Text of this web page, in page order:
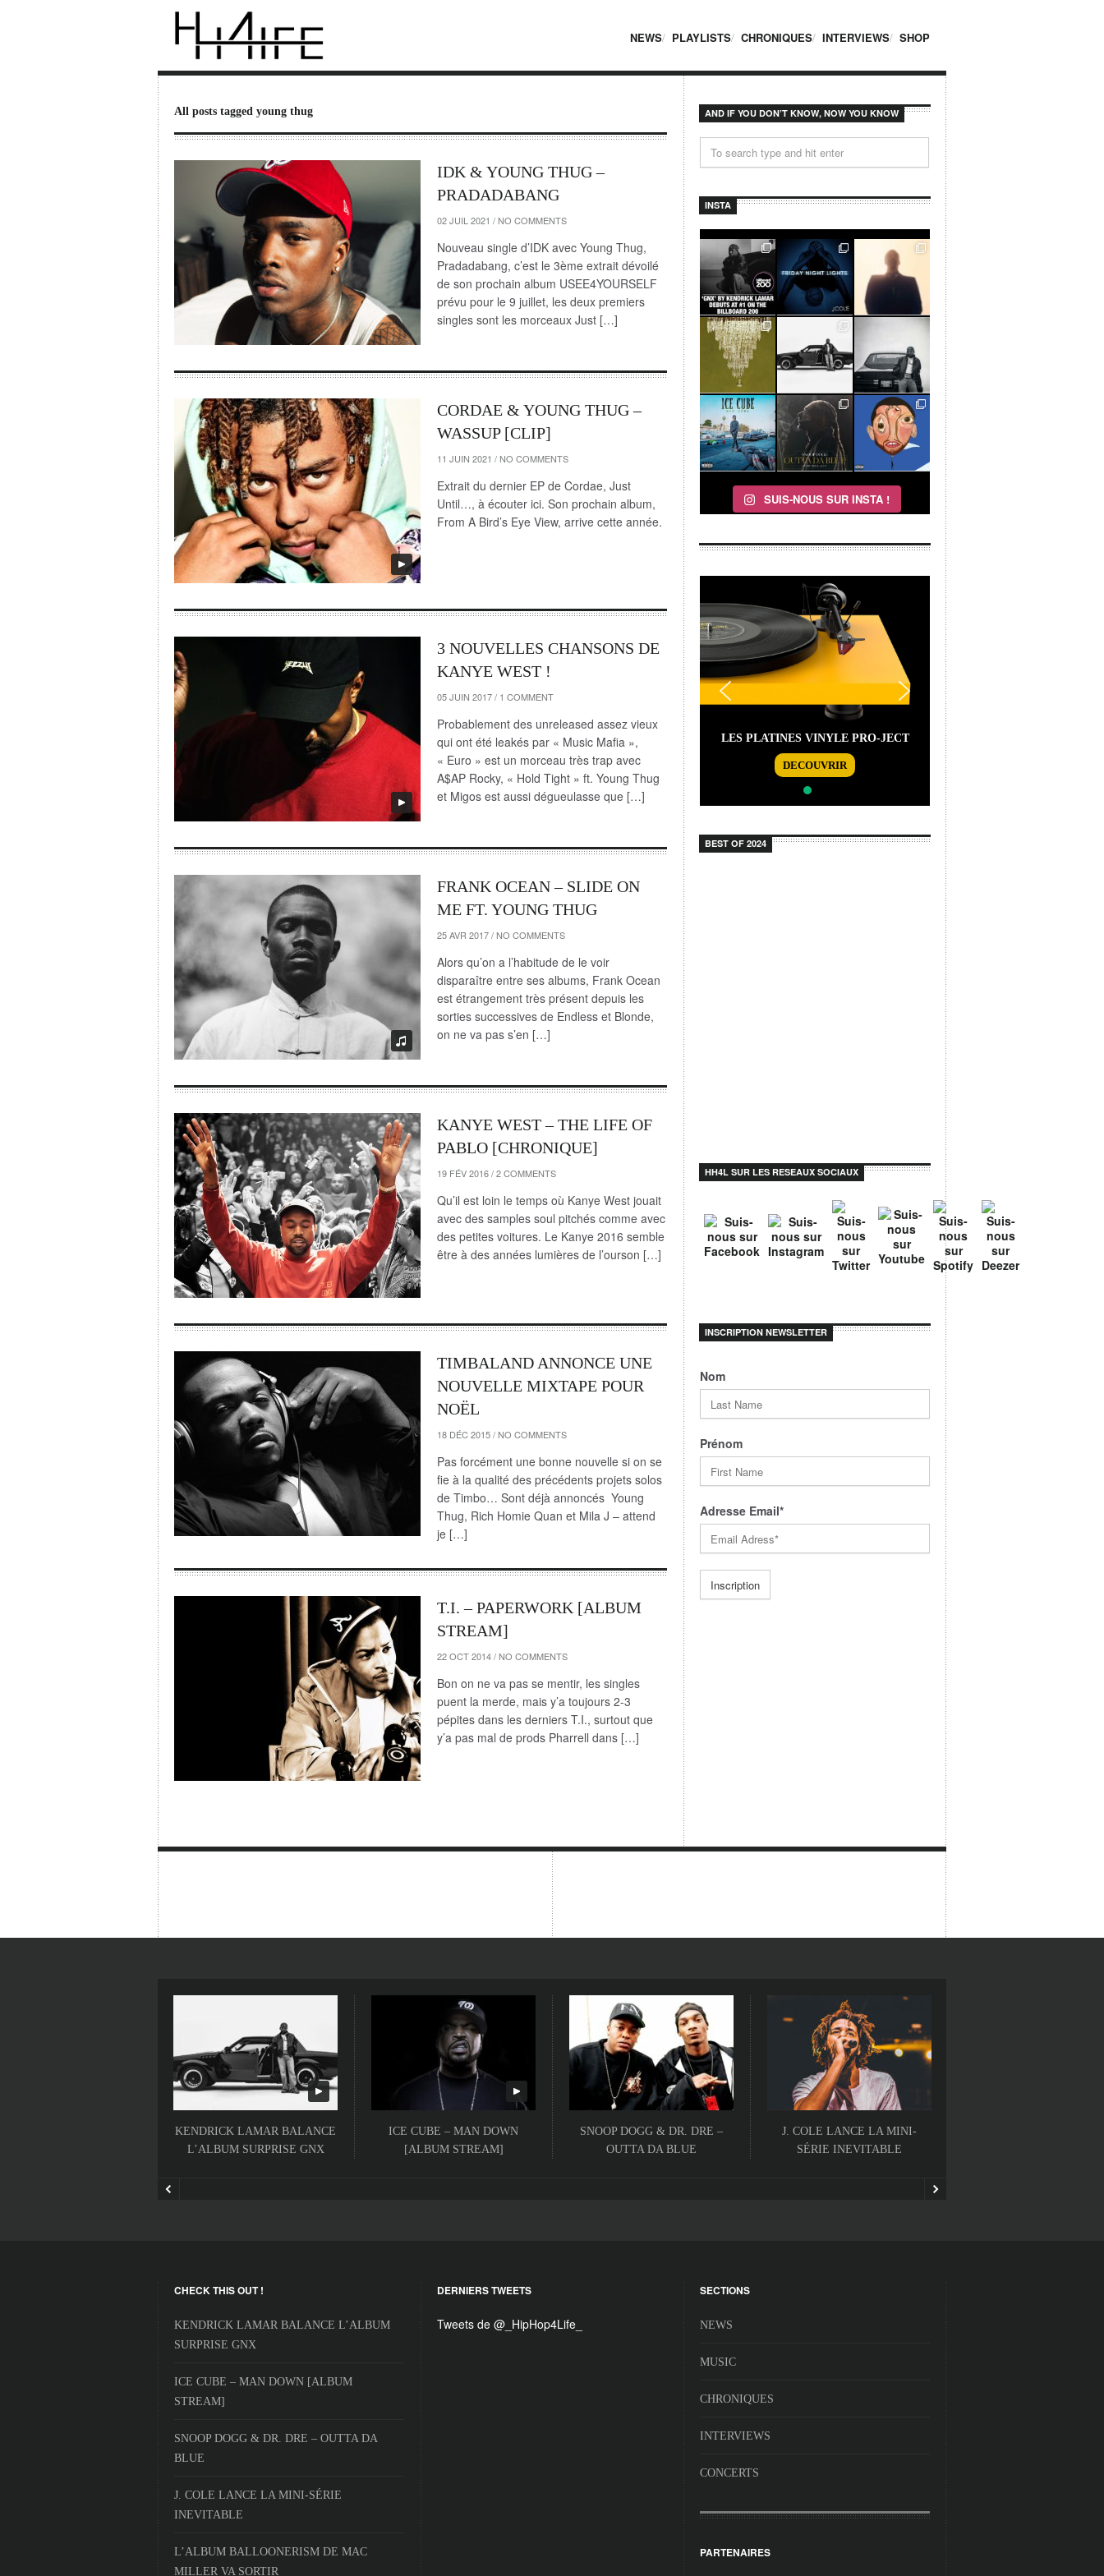
NEWS PLAYLISTS CHRONIQUES INTERVIEWS SHOP
All posts tagged young thug
IDK & YOUNG THUG –
PRADADABANG
02 JUIL 2021 / NO COMMENTS
Nouveau single d’IDK avec Young Thug,
Pradadabang, c’est le 3ème extrait dévoilé
de son prochain album USEE4YOURSELF
prévu pour le 9 juillet, les deux premiers
singles sont les morceaux Just […]
CORDAE & YOUNG THUG –
WASSUP [CLIP]
11 JUIN 2021 / NO COMMENTS
Extrait du dernier EP de Cordae, Just
Until…, à écouter ici. Son prochain album,
From A Bird’s Eye View, arrive cette année.
3 NOUVELLES CHANSONS DE
KANYE WEST !
05 JUIN 2017/ 1 COMMENT
Probablement des unreleased assez vieux
qui ont été leakés par « Music Mafia »,
« Euro » est un morceau très trap avec
A$AP Rocky, « Hold Tight » ft. Young Thug
et Migos est aussi dégueulasse que […]
FRANK OCEAN – SLIDE ON
ME FT. YOUNG THUG
25 AVR 2017/ NO COMMENTS
Alors qu’on a l’habitude de le voir
disparaître entre ses albums, Frank Ocean
est étrangement très présent depuis les
sorties successives de Endless et Blonde,
on ne va pas s’en […]
KANYE WEST – THE LIFE OF
PABLO [CHRONIQUE]
19 FÉV 2016/2 COMMENTS
Qu’il est loin le temps où Kanye West jouait
avec des samples soul pitchés comme avec
des petites voitures. Le Kanye 2016 semble
être à des années lumières de l’ourson […]
TIMBALAND ANNONCE UNE
NOUVELLE MIXTAPE POUR
NOËL
18 DÉC 2015/ NO COMMENTS
Pas forcément une bonne nouvelle si on se
fie à la qualité des précédents projets solos
de Timbo… Sont déjà annoncés Young
Thug, Rich Homie Quan et Mila J – attend
je […]
T.I. – PAPERWORK [ALBUM
STREAM]
22 OCT 2014/ NO COMMENTS
Bon on ne va pas se mentir, les singles
puent la merde, mais y’a toujours 2-3
pépites dans les derniers T.I., surtout que
y’a pas mal de prods Pharrell dans […]
AND IF YOU DON’T KNOW, NOW YOU KNOW
INSTA
SUIS-NOUS SUR INSTA !
LES PLATINES VINYLE PRO-JECT
DECOUVRIR
BEST OF 2024
HH4L SUR LES RESEAUX SOCIAUX
INSCRIPTION NEWSLETTER
Nom
Prénom
Adresse Email*
KENDRICK LAMAR BALANCE
L’ALBUM SURPRISE GNX
ICE CUBE – MAN DOWN
[ALBUM STREAM]
SNOOP DOGG & DR. DRE –
OUTTA DA BLUE
J. COLE LANCE LA MINI-
SÉRIE INEVITABLE
CHECK THIS OUT !
KENDRICK LAMAR BALANCE L’ALBUM
SURPRISE GNX
ICE CUBE – MAN DOWN [ALBUM
STREAM]
SNOOP DOGG & DR. DRE – OUTTA DA
BLUE
J. COLE LANCE LA MINI-SÉRIE
INEVITABLE
L’ALBUM BALLOONERISM DE MAC
MILLER VA SORTIR
DERNIERS TWEETS
Tweets de @_HipHop4Life_
SECTIONS
NEWS
MUSIC
CHRONIQUES
INTERVIEWS
CONCERTS
PARTENAIRES